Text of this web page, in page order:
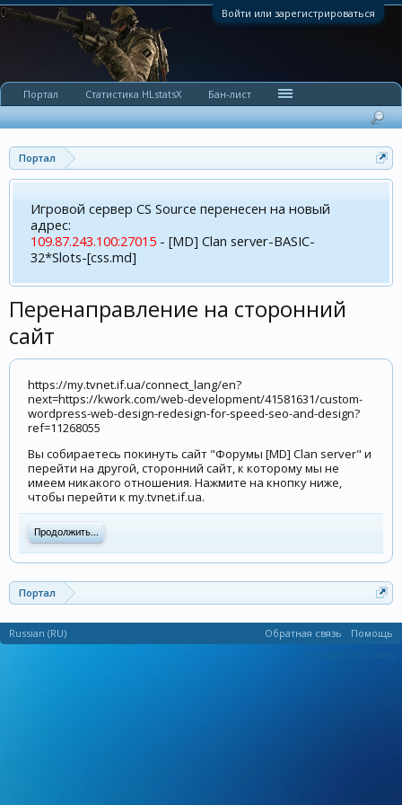
Войти или зарегистрироваться
Портал
Игровой сервер CS Source перенесен на новый
адрес:
109.87.243.100:27015 - [MD] Clan server-BASIC-
32*Slots-[css.md]
Перенаправление на сторонний
сайт
https://my.tvnet.if.ua/connect_lang/en?
next=https://kwork.com/web-development/41581631/custom-
wordpress-web-design-redesign-for-speed-seo-and-design?
ref=11268055
Вы собираетесь покинуть сайт "Форумы [MD] Clan server" и
перейти на другой, сторонний сайт, к которому мы не
имеем никакого отношения. Нажмите на кнопку ниже,
чтобы перейти к my.tvnet.if.ua.
Продолжить...
Портал
Портал Статистика HLstatsX Бан-лист
Russian (RU) Обратная связь
Помощь